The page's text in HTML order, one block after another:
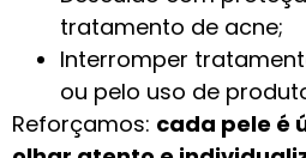
tratamento de acne;
Interromper
ou pelo uso de
Reforçamos: cada pele é